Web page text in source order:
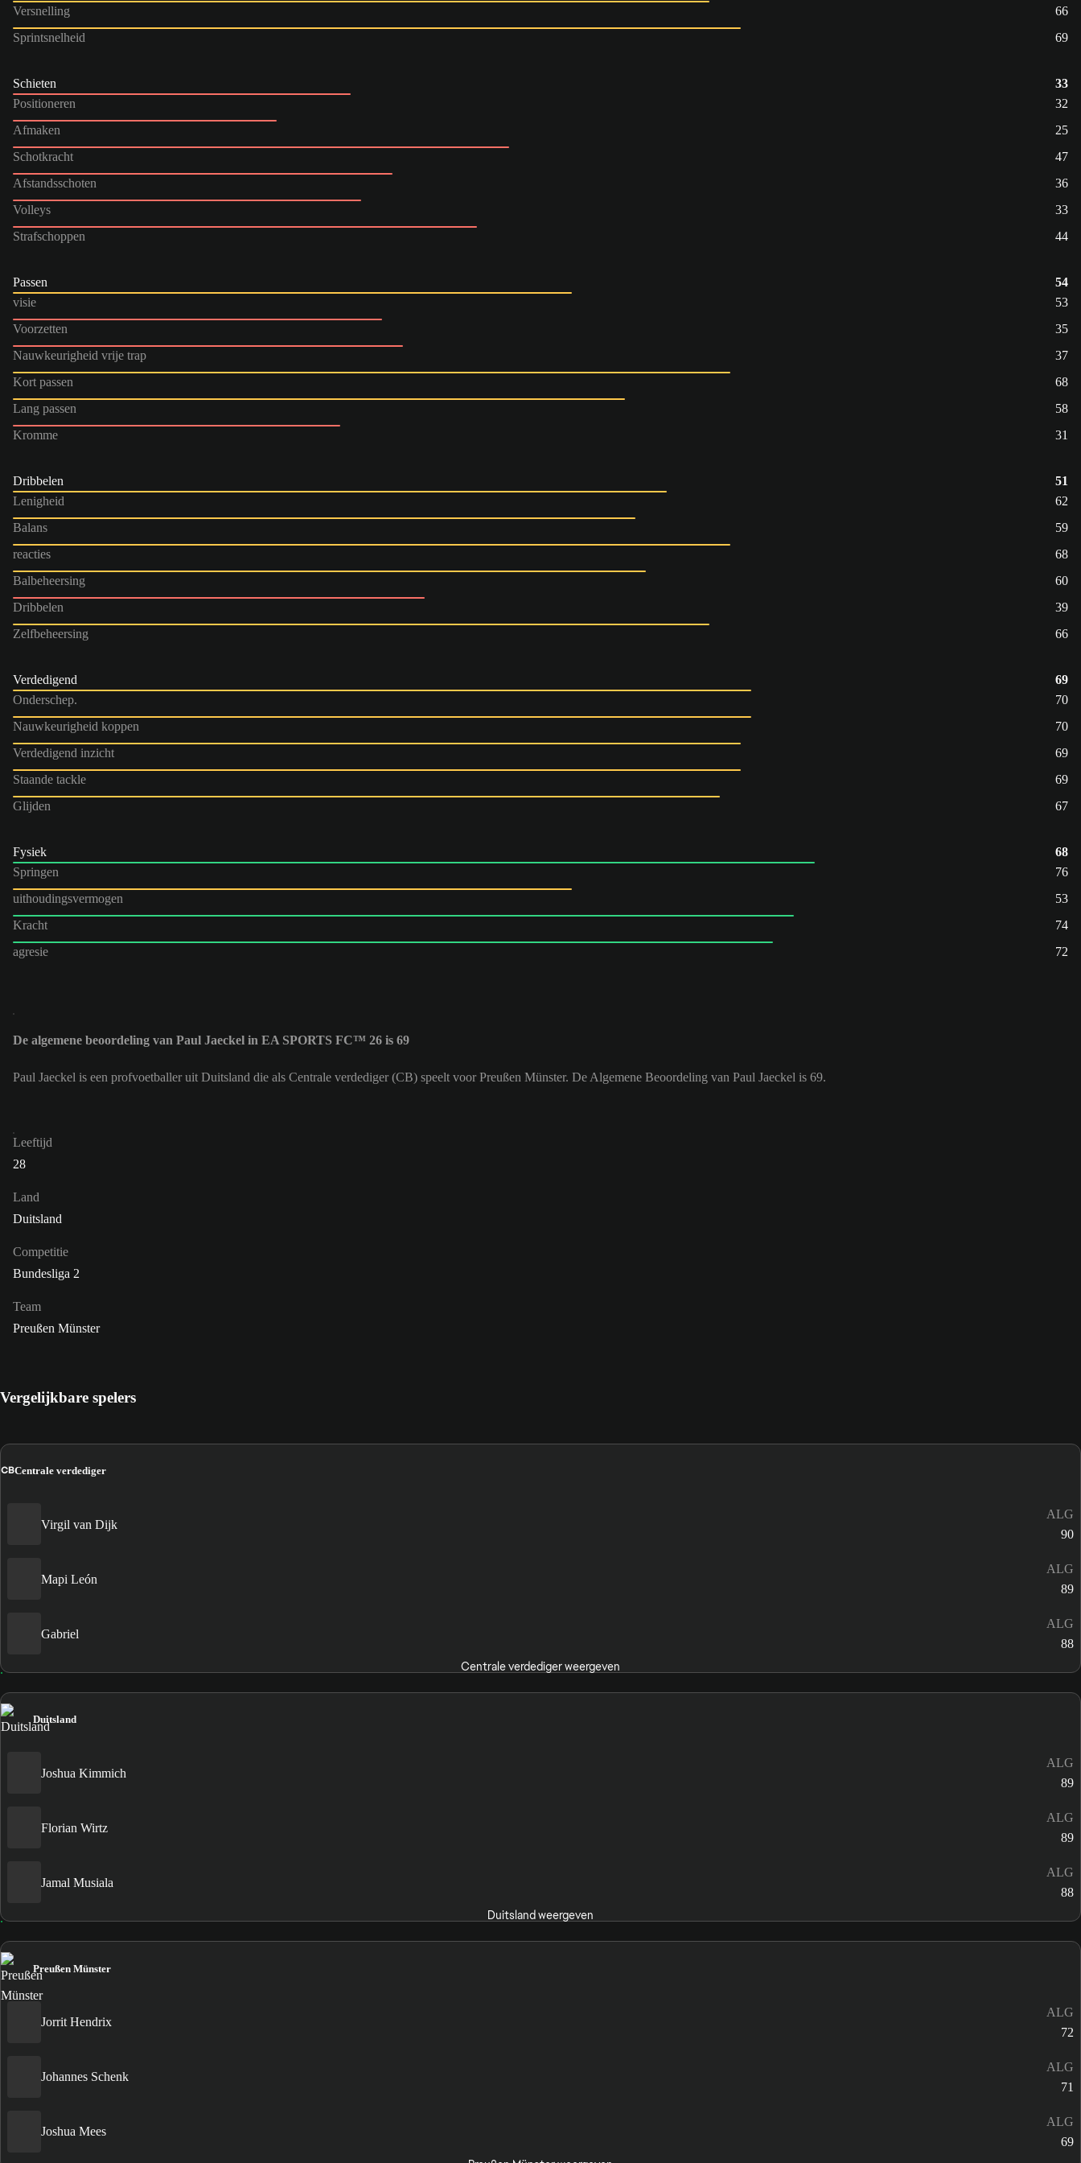
Versnelling
66
Sprintsnelheid
69
Schieten
33
Positioneren
32
Afmaken
25
Schotkracht
47
Afstandsschoten
36
Volleys
33
Strafschoppen
44
Passen
54
visie
53
Voorzetten
35
Nauwkeurigheid vrije trap
37
Kort passen
68
Lang passen
58
Kromme
31
Dribbelen
51
Lenigheid
62
Balans
59
reacties
68
Balbeheersing
60
Dribbelen
39
Zelfbeheersing
66
Verdedigend
69
Onderschep.
70
Nauwkeurigheid koppen
70
Verdedigend inzicht
69
Staande tackle
69
Glijden
67
Fysiek
68
Springen
76
uithoudingsvermogen
53
Kracht
74
agresie
72
De algemene beoordeling van Paul Jaeckel in EA SPORTS FC™ 26 is 69
Paul Jaeckel is een profvoetballer uit Duitsland die als Centrale verdediger (CB) speelt voor Preußen Münster. De Algemene Beoordeling van Paul Jaeckel is 69.
Leeftijd
28
Land
Duitsland
Competitie
Bundesliga 2
Team
Preußen Münster
Vergelijkbare spelers
CBCentrale verdediger
Virgil van Dijk
ALG
90
Mapi León
ALG
89
Gabriel
ALG
88
Centrale verdediger weergeven
Duitsland
Joshua Kimmich
ALG
89
Florian Wirtz
ALG
89
Jamal Musiala
ALG
88
Duitsland weergeven
Preußen Münster
Jorrit Hendrix
ALG
72
Johannes Schenk
ALG
71
Joshua Mees
ALG
69